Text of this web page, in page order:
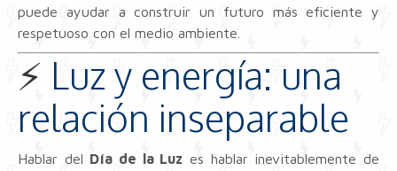
puede ayudar a construir un futuro más eficiente y
respetuoso con el medio ambiente.
⚡ Luz y energía: una
relación inseparable
Hablar del Día de la Luz es hablar inevitablemente de